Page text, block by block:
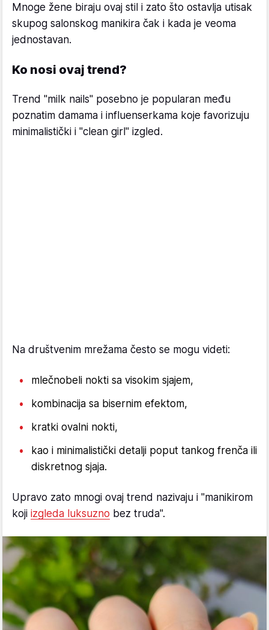
Mnoge žene biraju ovaj stil i zato što ostavlja utisak
skupog salonskog manikira čak i kada je veoma
jednostavan.
Ko nosi ovaj trend?
Trend "milk nails" posebno je popularan među
poznatim damama i influenserkama koje favorizuju
minimalistički i "clean girl" izgled.
Na društvenim mrežama često se mogu videti:
mlečnobeli nokti sa visokim sjajem,
kombinacija sa bisernim efektom,
kratki ovalni nokti,
kao i minimalistički detalji poput tankog frenča ili
diskretnog sjaja.
Upravo zato mnogi ovaj trend nazivaju i "manikirom
koji izgleda luksuzno bez truda".